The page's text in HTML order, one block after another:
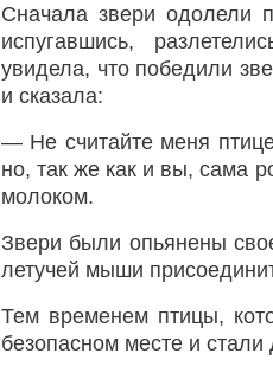
Сначала звери одолели
испугавшись,
увидела, что победили
и сказала:
— Не считайте меня
но, так же как и вы, сама
молоком.
Звери были опьянены
летучей мыши
Тем временем птицы,
безопасном месте и